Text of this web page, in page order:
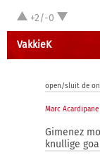
+2/-0
VakkieK
open/sluit de
Marc Acardipane
Gimenez
knullige